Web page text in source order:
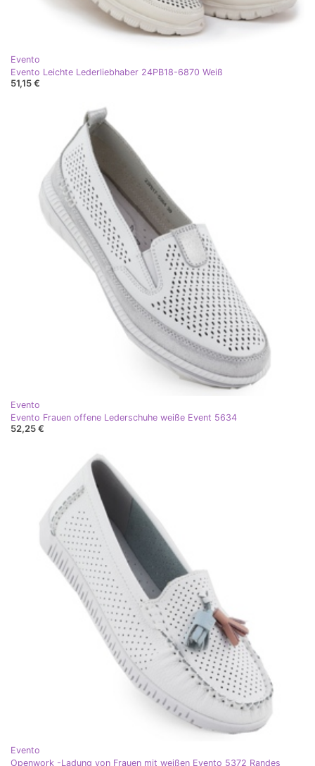
Evento
Evento Leichte Lederliebhaber 24PB18-6870 Weiß
51,15 €
Evento
Evento Frauen offene Lederschuhe weiße Event 5634
52,25 €
Evento
Openwork -Ladung von Frauen mit weißen Evento 5372 Randes